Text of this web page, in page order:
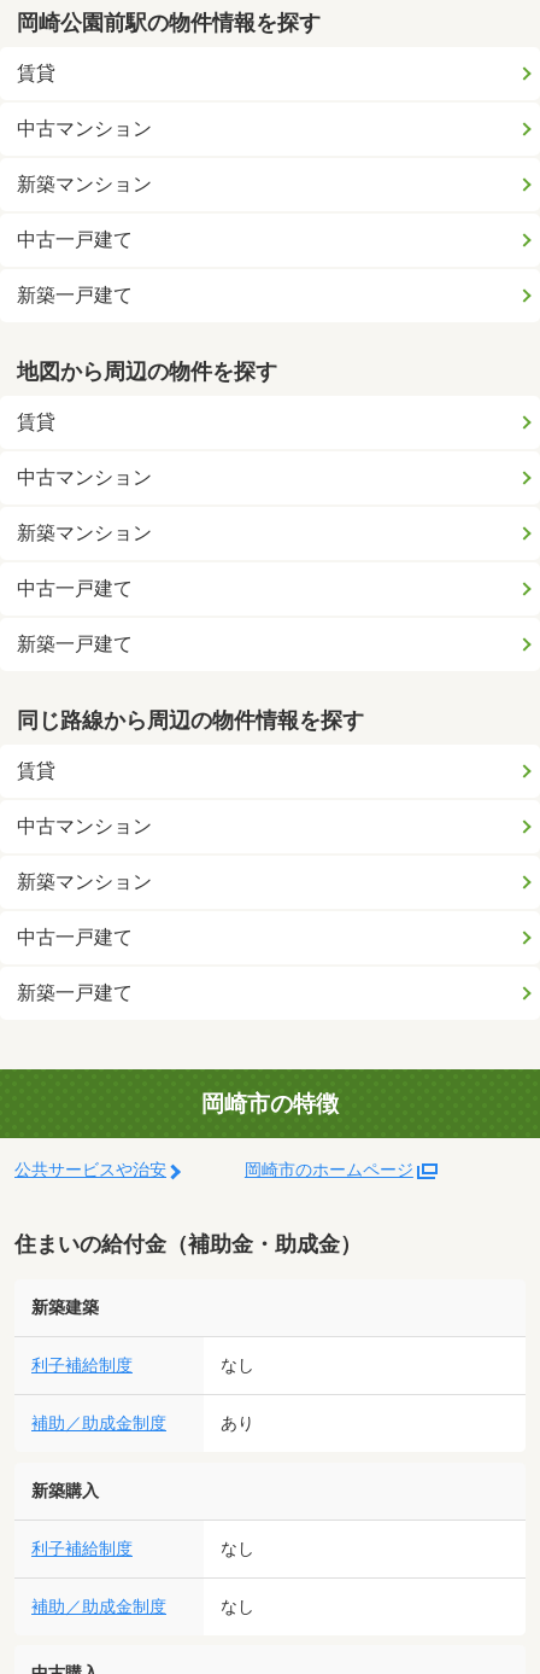
岡崎公園前駅の物件情報を探す
賃貸
中古マンション
新築マンション
中古一戸建て
新築一戸建て
地図から周辺の物件を探す
賃貸
中古マンション
新築マンション
中古一戸建て
新築一戸建て
同じ路線から周辺の物件情報を探す
賃貸
中古マンション
新築マンション
中古一戸建て
新築一戸建て
岡崎市の特徴
公共サービスや治安 岡崎市のホームページ
住まいの給付金（補助金・助成金）
新築建築
利子補給制度 なし
補助／助成金制度 あり
新築購入
利子補給制度 なし
補助／助成金制度 なし